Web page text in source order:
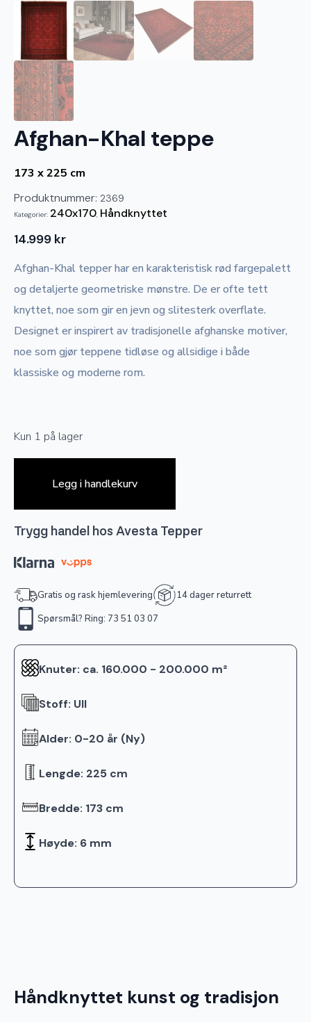
Afghan-Khal teppe
173 x 225 cm
Produktnummer: 2369
Kategorier: 240x170 Håndknyttet
14.999 kr
Afghan-Khal tepper har en karakteristisk rød fargepalett
og detaljerte geometriske mønstre. De er ofte tett
knyttet, noe som gir en jevn og slitesterk overflate.
Designet er inspirert av tradisjonelle afghanske motiver,
noe som gjør teppene tidløse og allsidige i både
klassiske og moderne rom.
Kun 1 på lager
Legg i handlekurv
Trygg handel hos Avesta Tepper
Gratis og rask hjemlevering
14 dager returrett
Spørsmål? Ring: 73 51 03 07
Knuter: ca. 160.000 - 200.000 m²
Stoff: Ull
Alder: 0-20 år (Ny)
Lengde: 225 cm
Bredde: 173 cm
Høyde: 6 mm
Håndknyttet kunst og tradisjon